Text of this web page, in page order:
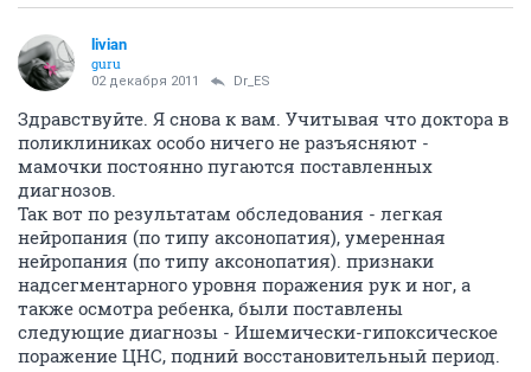
livian
guru
02 декабря 2011 Dr_ES
Здравствуйте. Я снова к вам. Учитывая что доктора в
поликлиниках особо ничего не разъясняют -
мамочки постоянно пугаются поставленных
диагнозов.
Так вот по результатам обследования - легкая
нейропания (по типу аксонопатия), умеренная
нейропания (по типу аксонопатия). признаки
надсегментарного уровня поражения рук и ног, а
также осмотра ребенка, были поставлены
следующие диагнозы - Ишемически-гипоксическое
поражение ЦНС, подний восстановительный период.